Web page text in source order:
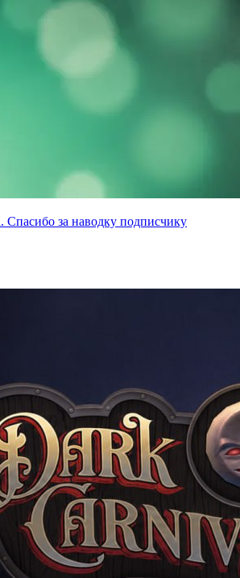
за наводку подписчику